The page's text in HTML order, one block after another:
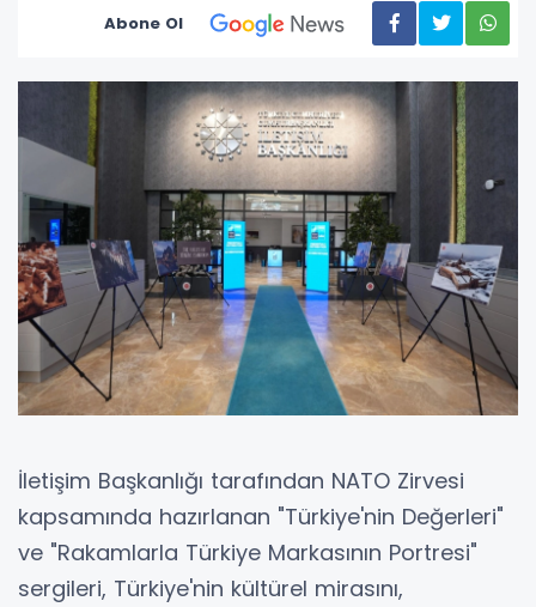
Abone Ol
İletişim Başkanlığı tarafından NATO Zirvesi
kapsamında hazırlanan "Türkiye'nin Değerleri"
ve "Rakamlarla Türkiye Markasının Portresi"
sergileri, Türkiye'nin kültürel mirasını,